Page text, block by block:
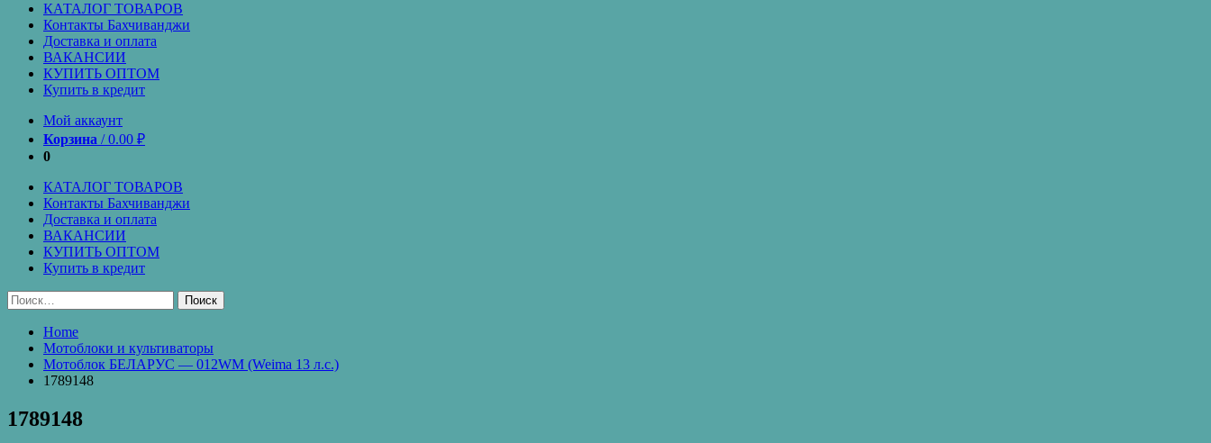
КАТАЛОГ ТОВАРОВ
Контакты Бахчиванджи
Доставка и оплата
ВАКАНСИИ
КУПИТЬ ОПТОМ
Купить в кредит
Мой аккаунт
Корзина /0.00 ₽
0
КАТАЛОГ ТОВАРОВ
Контакты Бахчиванджи
Доставка и оплата
ВАКАНСИИ
КУПИТЬ ОПТОМ
Купить в кредит
Найти:
Home
Мотоблоки и культиваторы
Мотоблок БЕЛАРУС — 012WM (Weima 13 л.с.)
1789148
1789148